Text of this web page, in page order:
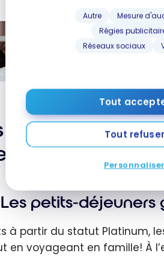
Autre
Mesure
Régies
Réseaux sociaux
Tout
Tout refuser
Personnaliser
Bonvoy :
complet
GUIDES
Marriott Bonvoy
avantages
Les petits-déjeuners
à partir du statut Platinum,
en voyageant en famille! À